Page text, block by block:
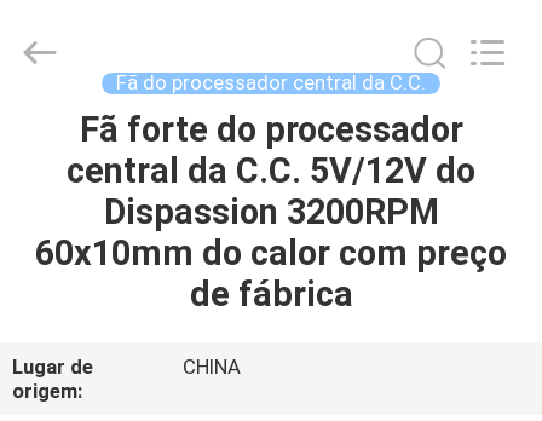
CASA
PRODUTOS
RV
Home
Electronics
Fã do processador central da C.C.
Fã forte do processador
central da C.C. 5V/12V do
Dispassion 3200RPM
60x10mm do calor com preço
de fábrica
Lugar de
origem:
CHINA